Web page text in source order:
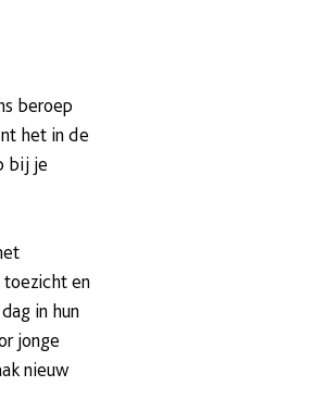
beroep
het in de
bij je
toezicht en
in hun
jonge
nieuw